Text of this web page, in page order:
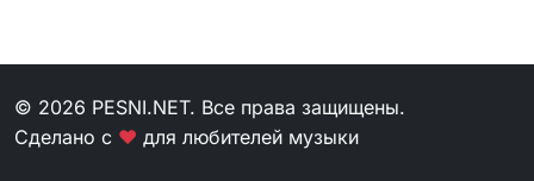
© 2026 PESNI.NET. Все права защищены.
Сделано с ❤ для любителей музыки